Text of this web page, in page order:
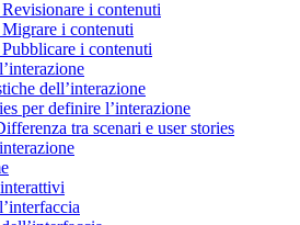
i contenuti
i contenuti
i contenuti
dell’interazione
per definire l’interazione
tra scenari e user stories